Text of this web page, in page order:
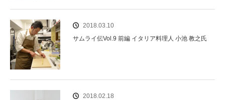
2018.03.10
サムライ伝Vol.9 前編 イタリア料理人 小池 教之氏
2018.02.18